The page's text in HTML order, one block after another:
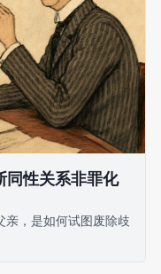
同性关系非罪化
，是如何试图废除歧